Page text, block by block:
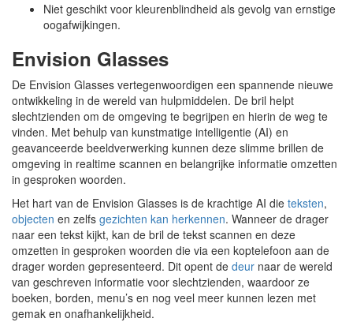
Niet geschikt voor kleurenblindheid als gevolg van ernstige
oogafwijkingen.
Envision Glasses
De Envision Glasses vertegenwoordigen een spannende nieuwe
ontwikkeling in de wereld van hulpmiddelen. De bril helpt
slechtzienden om de omgeving te begrijpen en hierin de weg te
vinden. Met behulp van kunstmatige intelligentie (AI) en
geavanceerde beeldverwerking kunnen deze slimme brillen de
omgeving in realtime scannen en belangrijke informatie omzetten
in gesproken woorden.
Het hart van de Envision Glasses is de krachtige AI die teksten,
objecten en zelfs gezichten kan herkennen. Wanneer de drager
naar een tekst kijkt, kan de bril de tekst scannen en deze
omzetten in gesproken woorden die via een koptelefoon aan de
drager worden gepresenteerd. Dit opent de deur naar de wereld
van geschreven informatie voor slechtzienden, waardoor ze
boeken, borden, menu’s en nog veel meer kunnen lezen met
gemak en onafhankelijkheid.